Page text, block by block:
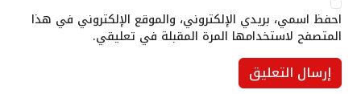
احفظ اسمي، بريدي الإلكتروني، والموقع الإلكتروني في هذا
المتصفح لاستخدامها المرة المقبلة في تعليقي.